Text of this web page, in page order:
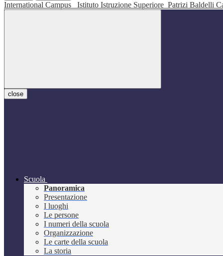
International Campus Istituto Istruzione Superiore Patrizi Baldelli
close
Scuola
Panoramica
Presentazione
I luoghi
Le persone
I numeri della scuola
Organizzazione
Le carte della scuola
La storia